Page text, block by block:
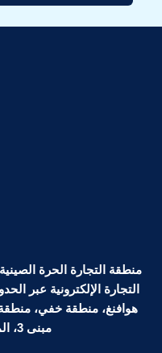
منطقة التجارة الحرة
G، مبنى 3، المرحلة الثالثة من المنطقة الصناعية